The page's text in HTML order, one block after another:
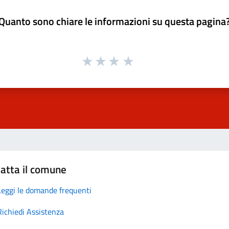
sono chiare le informazioni su questa
il comune
le domande frequenti
Assistenza